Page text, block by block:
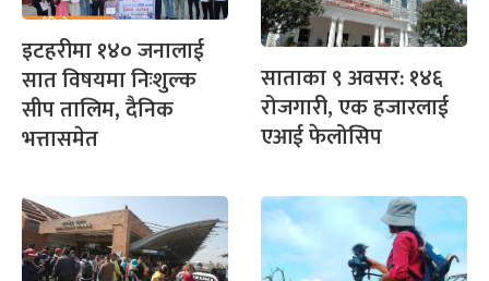
इटहरीमा १४० जनालाई
सात विषयमा निःशुल्क
सीप तालिम, दैनिक
भत्तासमेत
साताका ९ अवसर: १४६
रोजगारी, एक हजारलाई
एआई फेलोसिप